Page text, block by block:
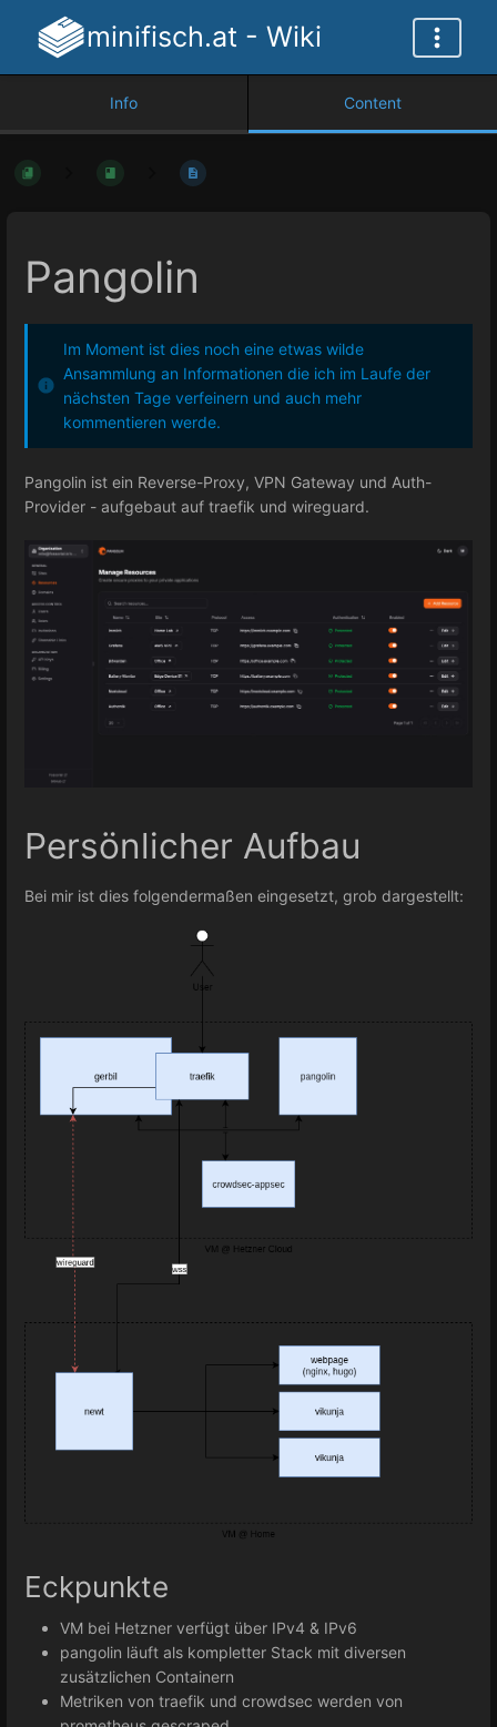
minifisch.at - Wiki
Info Content
Pangolin
Im Moment ist dies noch eine etwas wilde
Ansammlung an Informationen die ich im Laufe der
nächsten Tage verfeinern und auch mehr
kommentieren werde.
Pangolin ist ein Reverse-Proxy, VPN Gateway und Auth-
Provider - aufgebaut auf traefik und wireguard.
Persönlicher Aufbau
Bei mir ist dies folgendermaßen eingesetzt, grob dargestellt:
Eckpunkte
VM bei Hetzner verfügt über IPv4 & IPv6
pangolin läuft als kompletter Stack mit diversen
zusätzlichen Containern
Metriken von traefik und crowdsec werden von